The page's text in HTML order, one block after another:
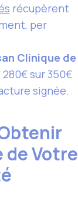
récupèrent
per
Clinique de
sur 350€
signée.
de Votre